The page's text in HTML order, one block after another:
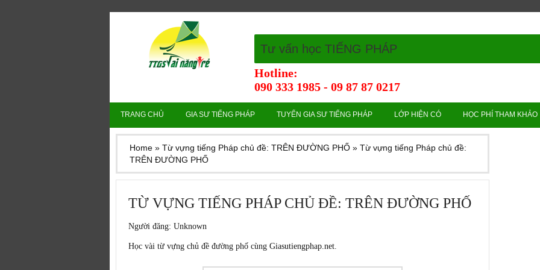
Tư vấn học TIẾNG PHÁP
Hotline:
090 333 1985 - 09 87 87 0217
TRANG CHỦ GIA SƯ TIẾNG PHÁP TUYỂN GIA SƯ TIẾNG PHÁP LỚP HIỆN CÓ HỌC PHÍ THAM KHẢO
Home » Từ vựng tiếng Pháp chủ đề: TRÊN ĐƯỜNG PHỐ » Từ vựng tiếng Pháp chủ đề:
TRÊN ĐƯỜNG PHỐ
TỪ VỰNG TIẾNG PHÁP CHỦ ĐỀ: TRÊN ĐƯỜNG PHỐ
Người đăng: Unknown
Học vài từ vựng chủ đề đường phố cùng Giasutiengphap.net